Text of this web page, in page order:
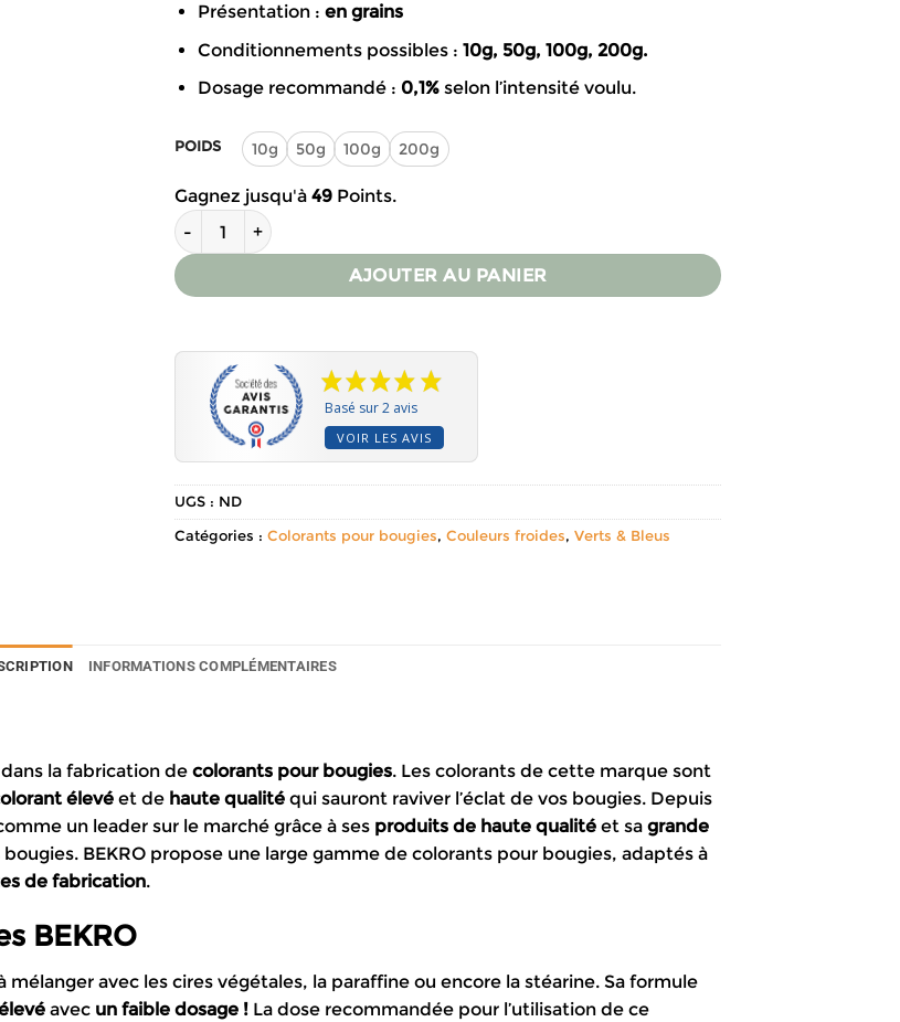
Présentation : en grains
Conditionnements possibles : 10g, 50g, 100g, 200g.
Dosage recommandé : 0,1%selon l’intensité voulu.
POIDS 10g 50g 100g 200g
Gagnez jusqu'à 49 Points.
quantité de Colorant bleu pour bougies - BEKRO
AJOUTER AU PANIER
Basé sur 2 avis
VOIR LES AVIS
UGS : ND
Catégories : Colorants pour bougies, Couleurs froides, Verts & Bleus
INFORMATIONS COMPLÉMENTAIRES
la fabrication de colorants pour bougies. Les colorants de cette marque sont
élevé et de haute qualité qui sauront raviver l’éclat de vos bougies. Depuis
un leader sur le marché grâce à ses produits de haute qualité et sa grande
BEKRO propose une large gamme de colorants pour bougies, adaptés à
de fabrication.
BEKRO
avec les cires végétales, la paraffine ou encore la stéarine. Sa formule
avec un faible dosage ! La dose recommandée pour l’utilisation de ce